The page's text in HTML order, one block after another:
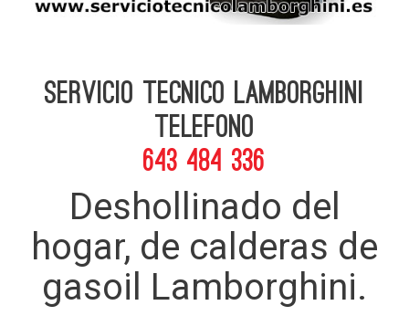
Servicio Tecnico Lamborghini
telefono
643 484 336
Deshollinado del
hogar, de calderas de
gasoil Lamborghini.